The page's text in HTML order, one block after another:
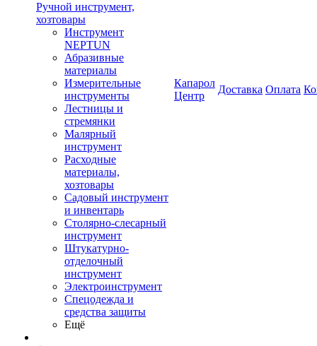
Ручной инструмент,
хозтовары
Инструмент
NEPTUN
Абразивные
материалы
Измерительные
инструменты
Лестницы и
стремянки
Малярный
инструмент
Расходные
материалы,
хозтовары
Садовый инструмент
и инвентарь
Столярно-слесарный
инструмент
Штукатурно-
отделочный
инструмент
Электроинструмент
Спецодежда и
средства защиты
Ещё
Капарол
Центр
Доставка Оплата